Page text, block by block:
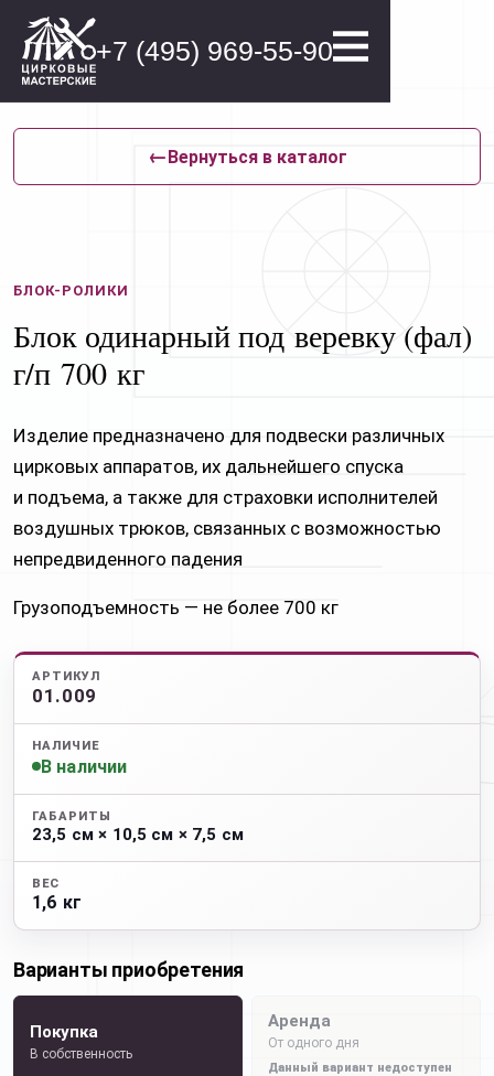
+7 (495) 969-55-90
←Вернуться в каталог
БЛОК-РОЛИКИ
Блок одинарный под веревку (фал)
г⁠/⁠п 700 кг
Изделие предназначено для подвески различных
цирковых аппаратов, их дальнейшего спуска
и подъема, а также для страховки исполнителей
воздушных трюков, связанных с возможностью
непредвиденного падения
Грузоподъемность — не более 700 кг
АРТИКУЛ
01.009
НАЛИЧИЕ
В наличии
ГАБАРИТЫ
23,5 см × 10,5 см × 7,5 см
ВЕС
1,6 кг
Варианты приобретения
Покупка
В собственность
Аренда
От одного дня
Данный вариант недоступен